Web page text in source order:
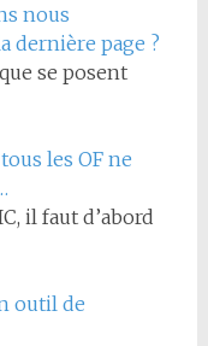
nous
dernière page ?
se posent
les OF ne
il faut d’abord
outil de